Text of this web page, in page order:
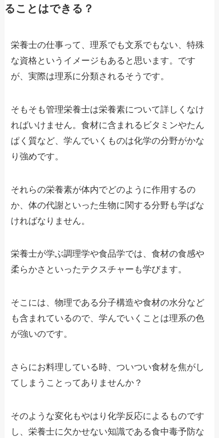
ることはできる？
栄養士の仕事って、理系でも文系でもない、特殊
な資格というイメージもあると思います。です
が、実際は理系に分類されるそうです。
そもそも管理栄養士は栄養素について詳しくなけ
ればいけません。食材に含まれるビタミンやたん
ぱく質など、学んでいくものは化学の分野がかな
り強めです。
それらの栄養素が体内でどのように作用するの
か、体の代謝といった生物に関する分野も学ばな
ければなりません。
栄養士が学ぶ調理学や食品学では、食材の食感や
柔らかさといったテクスチャーも学びます。
そこには、物理である分子構造や食材の水分など
も含まれているので、学んでいくことは理系の色
が強いのです。
さらにお料理している時、ついつい食材を焦がし
てしまうことってありませんか？
そのような変化もやはり化学反応によるものです
し、栄養士に欠かせない知識である食中毒予防な